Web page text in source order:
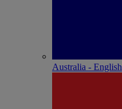
Australia - English